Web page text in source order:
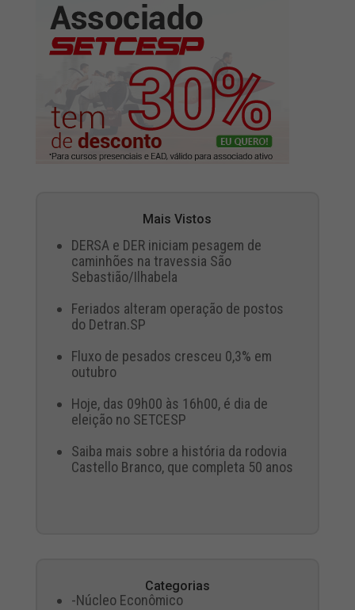
Mais Vistos
DERSA e DER iniciam pesagem de
caminhões na travessia São
Sebastião/Ilhabela
Feriados alteram operação de postos
do Detran.SP
Fluxo de pesados cresceu 0,3% em
outubro
Hoje, das 09h00 às 16h00, é dia de
eleição no SETCESP
Saiba mais sobre a história da rodovia
Castello Branco, que completa 50 anos
Categorias
-Núcleo Econômico